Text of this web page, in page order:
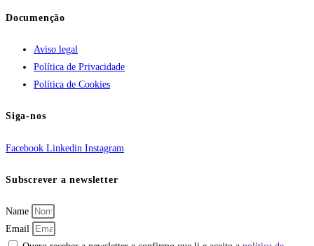
Documenção
Aviso legal
Política de Privacidade
Política de Cookies
Siga-nos
Facebook Linkedin Instagram
Subscrever a newsletter
Name
Email